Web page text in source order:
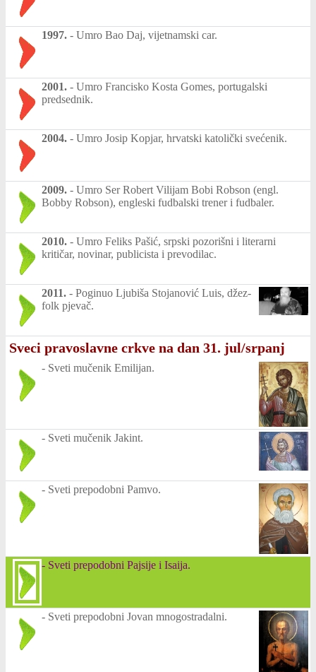
1997. - Umro Bao Daj, vijetnamski car.
2001. - Umro Francisko Kosta Gomes, portugalski
predsednik.
2004. - Umro Josip Kopjar, hrvatski katolički svećenik.
2009. - Umro Ser Robert Vilijam Bobi Robson (engl.
Bobby Robson), engleski fudbalski trener i fudbaler.
2010. - Umro Feliks Pašić, srpski pozorišni i literarni
kritičar, novinar, publicista i prevodilac.
2011. - Poginuo Ljubiša Stojanović Luis, džez-
folk pjevač.
Sveci pravoslavne crkve na dan 31. jul/srpanj
- Sveti mučenik Emilijan.
- Sveti mučenik Jakint.
- Sveti prepodobni Pamvo.
- Sveti prepodobni Pajsije i Isaija.
- Sveti prepodobni Jovan mnogostradalni.